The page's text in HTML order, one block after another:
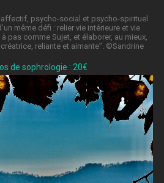
psycho-social et psycho-spirituel
même défi : relier vie intérieure et vie
pas comme Sujet, et élaborer, au mieux,
reliante et aimante”. ©Sandrine
de sophrologie : 20€